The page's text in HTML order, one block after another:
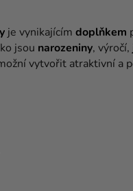
je vynikajícím doplňkem
jsou narozeniny, výročí,
vytvořit atraktivní a